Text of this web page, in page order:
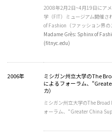
2008年2月2日~4月19日にア
学（FIT）ミュージアム開催
of Fashion（ファッション界の
Madame Grès: Sphinx of
(fitnyc.edu)
2006年
ミシガン州立大学のThe
によるフォーラム、
カ）
ミシガン州立大学のThe
ォーラム、“Greater China